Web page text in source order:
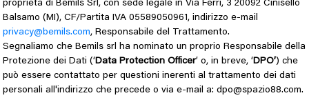
Balsamo (MI), CF/Partita IVA 05589050961, indirizzo e-mail
privacy@bemils.com, Responsabile del Trattamento.
Segnaliamo che Bemils srl ha nominato un proprio Responsabile della
Protezione dei Dati (‘Data Protection Officer’ o, in breve, ‘DPO’) che
può essere contattato per questioni inerenti al trattamento dei dati
personali all'indirizzo che precede o via e-mail a: dpo@spazio88.com.